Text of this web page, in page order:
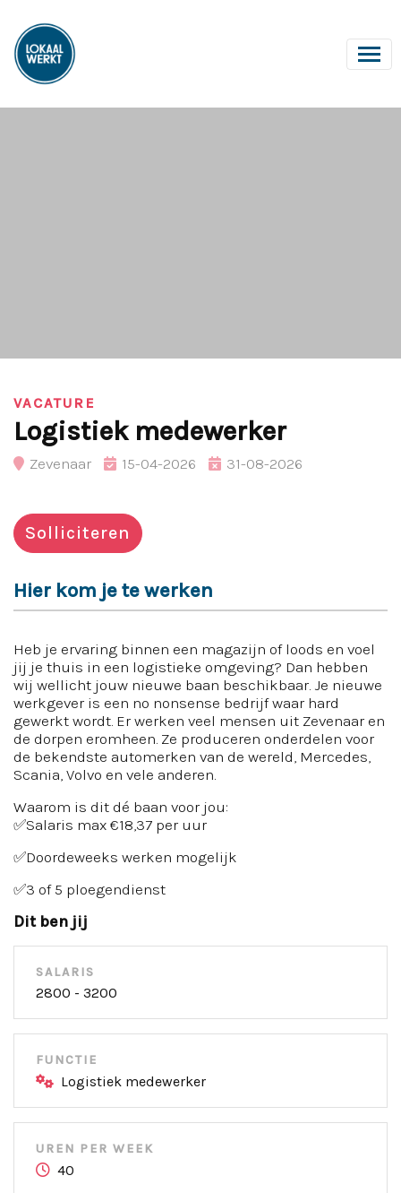
VACATURE
Logistiek medewerker
Zevenaar 15-04-2026 31-08-2026
Solliciteren
Hier kom je te werken
Heb je ervaring binnen een magazijn of loods en voel
jij je thuis in een logistieke omgeving? Dan hebben
wij wellicht jouw nieuwe baan beschikbaar. Je nieuwe
werkgever is een no nonsense bedrijf waar hard
gewerkt wordt. Er werken veel mensen uit Zevenaar en
de dorpen eromheen. Ze produceren onderdelen voor
de bekendste automerken van de wereld, Mercedes,
Scania, Volvo en vele anderen.
Waarom is dit dé baan voor jou:
✅Salaris max €18,37 per uur
✅Doordeweeks werken mogelijk
✅3 of 5 ploegendienst
Dit ben jij
SALARIS
2800 - 3200
FUNCTIE
Logistiek medewerker
UREN PER WEEK
40